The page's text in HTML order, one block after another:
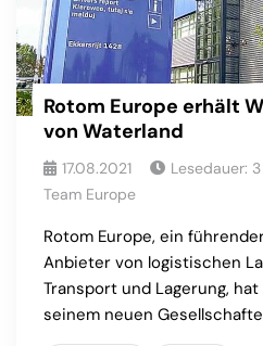
Rotom Europe erhält
von Waterland
17.08.2021 Lesedauer: 3
Team Europe
Rotom Europe, ein
Anbieter von logistischen
Transport und Lagerung,
seinem neuen